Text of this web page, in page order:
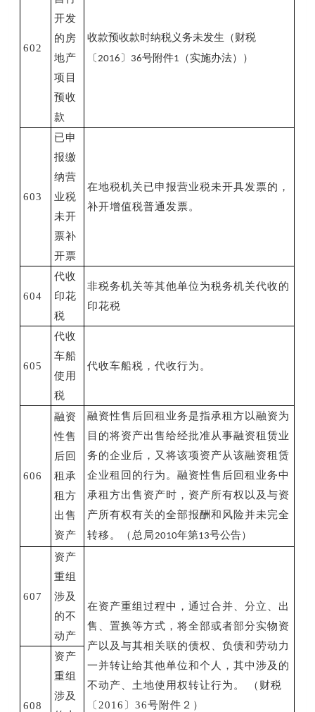
602
开发
的房
地产
项目
预收
款
收款预收款时纳税义务未发生（财税
〔2016 〕 36号附件1 （实施办法））
603
已申
报缴
纳营
业税
未开
票补
开票
在地税机关已申报营业税未开具发票的，
补开增值税普通发票。
604
代收
印花
税
非税务机关等其他单位为税务机关代收的
印花税
605
代收
车船
使用
税
代收车船税，代收行为。
606
融资
性售
后回
租承
租方
出售
资产
融资性售后回租业务是指承租方以融资为
目的将资产出售给经批准从事融资租赁业
务的企业后，又将该项资产从该融资租赁
企业租回的行为。融资性售后回租业务中
承租方出售资产时，资产所有权以及与资
产所有权有关的全部报酬和风险并未完全
转移。（总局2010年第13号公告）
607
资产
重组
涉及
的不
动产
在资产重组过程中，通过合并、分立、出
售、置换等方式，将全部或者部分实物资
产以及与其相关联的债权、负债和劳动力
一并转让给其他单位和个人，其中涉及的
不动产、土地使用权转让行为。 （财税
〔2016〕36号附件２）
608
资产
重组
涉及